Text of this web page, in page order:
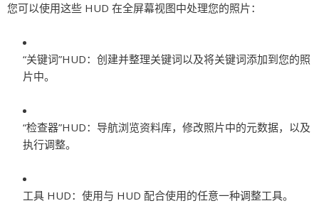
您可以使用这些 HUD 在全屏幕视图中处理您的照片：
“关键词”HUD： 创建并整理关键词以及将关键词添加到您的照
片中。
“检查器”HUD： 导航浏览资料库，修改照片中的元数据，以及
执行调整。
工具 HUD： 使用与 HUD 配合使用的任意一种调整工具。